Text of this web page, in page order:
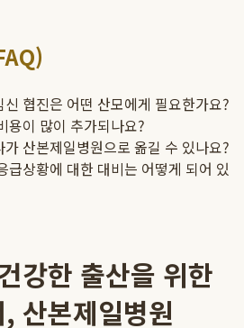
협진은 어떤 산모에게 필요한가요?
용이 많이 추가되나요?
산본제일병원으로 옮길 수 있나요?
급상황에 대한 대비는 어떻게 되어 있
강한 출산을 위한
산본제일병원